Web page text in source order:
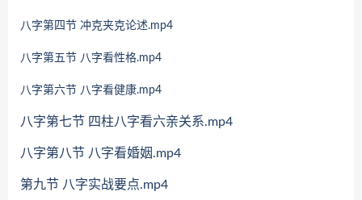
八字第四节 冲克夹克论述.mp4
八字第五节 八字看性格.mp4
八字第六节 八字看健康.mp4
八字第七节 四柱八字看六亲关系.mp4
八字第八节 八字看婚姻.mp4
第九节 八字实战要点.mp4